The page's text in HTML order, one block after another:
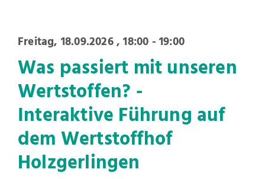
Freitag, 18.09.2026, 18:00 - 19:00
Was passiert mit unseren
Wertstoffen? -
Interaktive Führung auf
dem Wertstoffhof
Holzgerlingen